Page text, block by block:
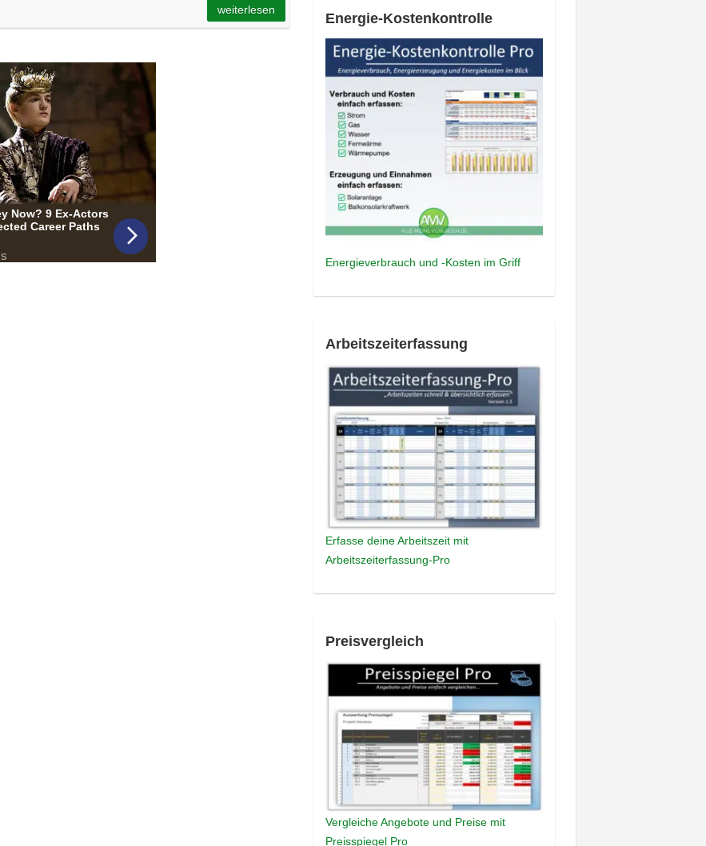
weiterlesen
Energie-Kostenkontrolle
Energieverbrauch und -Kosten im Griff
Arbeitszeiterfassung
Erfasse deine Arbeitszeit mit
Arbeitszeiterfassung-Pro
Preisvergleich
Vergleiche Angebote und Preise mit
Preisspiegel Pro